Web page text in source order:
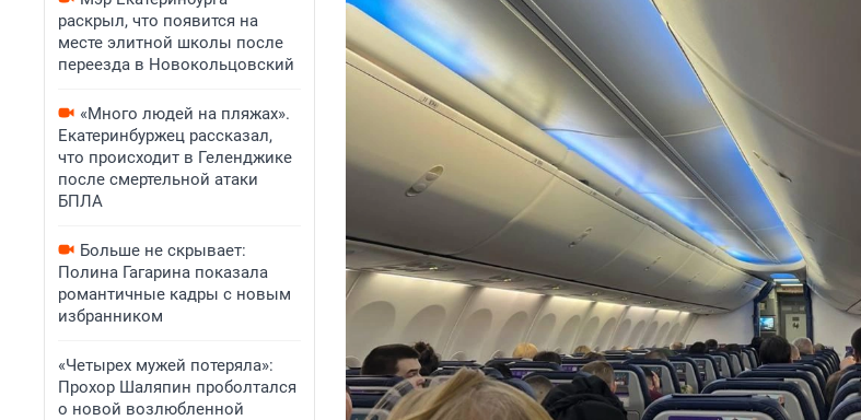
раскрыл, что появится на
месте элитной школы после
переезда в Новокольцовский
«Много людей на пляжах».
Екатеринбуржец рассказал,
что происходит в Геленджике
после смертельной атаки
БПЛА
Больше не скрывает:
Полина Гагарина показала
романтичные кадры с новым
избранником
«Четырех мужей потеряла»:
Прохор Шаляпин проболтался
о новой возлюбленной